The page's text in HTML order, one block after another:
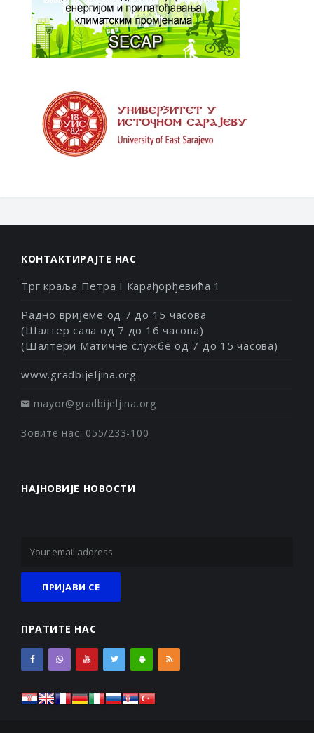
КОНТАКТИРАЈТЕ НАС
Трг краља Петра I Карађорђевића 1
Радно вријеме од 7 до 15 часова
(Шалтер сала од 7 до 16 часова)
(Шалтери Матичне службе од 7 до 15 часова)
www.gradbijeljina.org
mayor@gradbijeljina.org
Зовите нас: 055/233-100
НАЈНОВИЈЕ НОВОСТИ
ПРАТИТЕ НАС